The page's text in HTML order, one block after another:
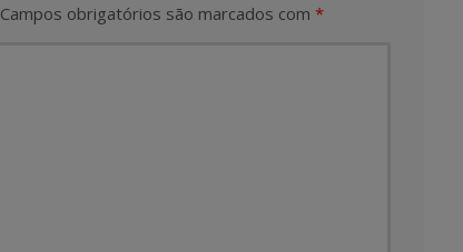
Campos obrigatórios são marcados com *